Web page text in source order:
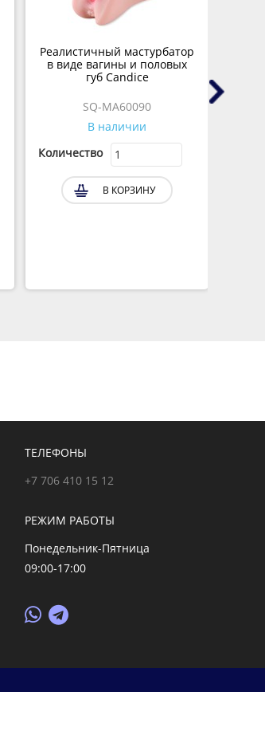
Реалистичный мастурбатор
в виде вагины и половых
губ Candice
SQ-MA60090
В наличии
Количество
В КОРЗИНУ
ТЕЛЕФОНЫ
+7 706 410 15 12
РЕЖИМ РАБОТЫ
Понедельник-Пятница
09:00-17:00